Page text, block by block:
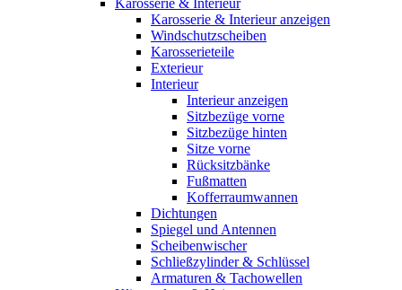
Karosserie & Interieur
Karosserie & Interieur anzeigen
Windschutzscheiben
Karosserieteile
Exterieur
Interieur
Interieur anzeigen
Sitzbezüge vorne
Sitzbezüge hinten
Sitze vorne
Rücksitzbänke
Fußmatten
Kofferraumwannen
Dichtungen
Spiegel und Antennen
Scheibenwischer
Schließzylinder & Schlüssel
Armaturen & Tachowellen